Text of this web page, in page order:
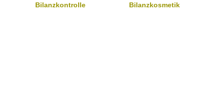
Bilanzkontrolle Bilanzkosmetik